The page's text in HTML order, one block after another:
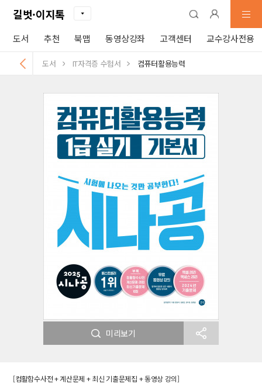
길벗·이지톡
도서 추천 북맵 동영상강좌 고객센터 교수강사전용
도서 IT자격증 수험서 컴퓨터활용능력
미리보기
[컴활함수사전 + 계산문제 + 최신 기출문제집 + 동영상 강의]